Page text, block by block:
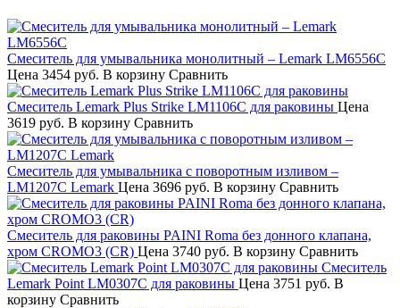
Смеситель для умывальника монолитный – Lemark LM6556C
Цена 3454 руб. В корзину Сравнить
Смеситель Lemark Plus Strike LM1106C для раковины Цена
3619 руб. В корзину Сравнить
Смеситель для умывальника с поворотным изливом –
LM1207C Lemark Цена 3696 руб. В корзину Сравнить
Смеситель для раковины PAINI Roma без донного клапана,
хром CROMO3 (CR) Цена 3740 руб. В корзину Сравнить
Смеситель
Lemark Point LM0307C для раковины Цена 3751 руб. В
корзину Сравнить